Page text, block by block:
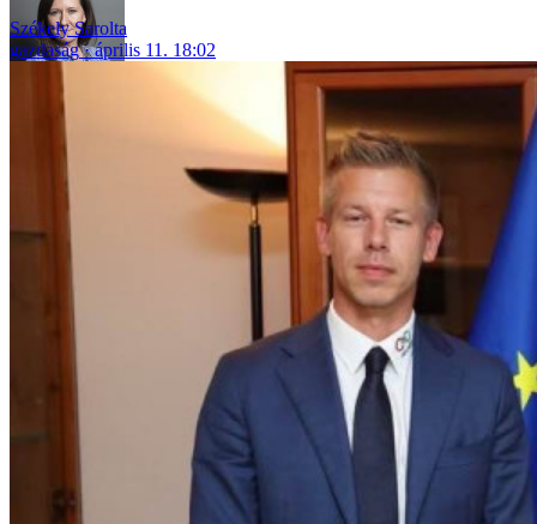
Székely Sarolta
gazdaság
április 11. 18:02